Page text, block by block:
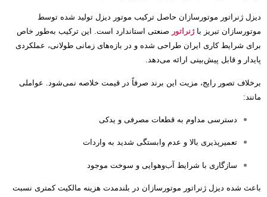
دیزل ژنراتور موتورسازان حاصل ترکیب موتور دیزل تولید شده توسط
موتورسازان تبریز با ژنراتور صنعتی استاندارد است. این ترکیب به‌طور خاص
برای شرایط کاری ایران طراحی شده و در بازه‌های زمانی طولانی، عملکردی
پایدار و قابل پیش‌بینی ارائه می‌دهد.
برخلاف تصور رایج، مزیت این برند صرفاً در قیمت خلاصه نمی‌شود
عواملی
مانند :
دسترسی مداوم به قطعات مصرفی و یدکی
تعمیرپذیری بالا و عدم وابستگی شدید به واردات
سازگاری با شرایط آب‌وهوایی و سوخت موجود
باعث شده دیزل ژنراتور موتورسازان در بلندمدت هزینه مالکیت کمتری نسبت